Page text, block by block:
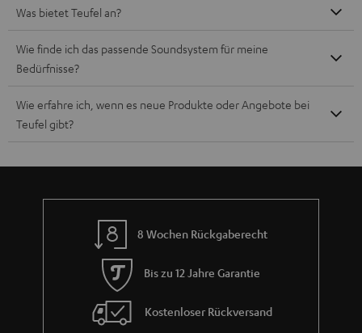
Was bietet Teufel an?
Wie finde ich das passende Soundsystem für meine
Bedürfnisse?
Wie erfahre ich, wenn es neue Produkte oder Angebote bei
Teufel gibt?
8 Wochen Rückgaberecht
Bis zu 12 Jahre Garantie
Kostenloser Rückversand